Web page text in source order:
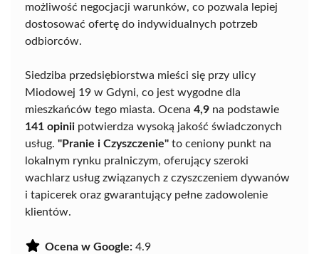
możliwość negocjacji warunków, co pozwala lepiej
dostosować ofertę do indywidualnych potrzeb
odbiorców.
Siedziba przedsiębiorstwa mieści się przy ulicy
Miodowej 19 w Gdyni, co jest wygodne dla
mieszkańców tego miasta. Ocena 4,9 na podstawie
141 opinii potwierdza wysoką jakość świadczonych
usług. "Pranie i Czyszczenie" to ceniony punkt na
lokalnym rynku pralniczym, oferujący szeroki
wachlarz usług związanych z czyszczeniem dywanów
i tapicerek oraz gwarantujący pełne zadowolenie
klientów.
Ocena w Google: 4.9